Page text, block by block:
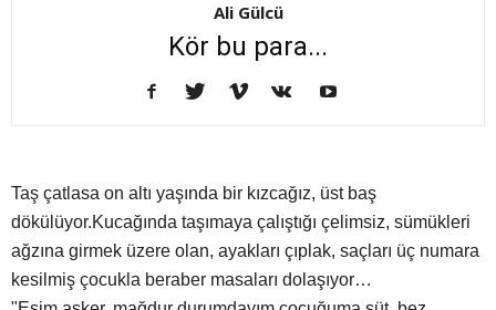
Ali Gülcü
Kör bu para...
Taş çatlasa on altı yaşında bir kızcağız, üst baş
dökülüyor.Kucağında taşımaya çalıştığı çelimsiz, sümükleri
ağzına girmek üzere olan, ayakları çıplak, saçları üç numara
kesilmiş çocukla beraber masaları dolaşıyor…